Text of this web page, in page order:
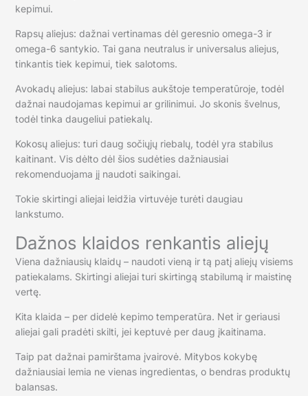
kepimui.
Rapsų aliejus: dažnai vertinamas dėl geresnio omega-3 ir
omega-6 santykio. Tai gana neutralus ir universalus aliejus,
tinkantis tiek kepimui, tiek salotoms.
Avokadų aliejus: labai stabilus aukštoje temperatūroje, todėl
dažnai naudojamas kepimui ar grilinimui. Jo skonis švelnus,
todėl tinka daugeliui patiekalų.
Kokosų aliejus: turi daug sočiųjų riebalų, todėl yra stabilus
kaitinant. Vis dėlto dėl šios sudėties dažniausiai
rekomenduojama jį naudoti saikingai.
Tokie skirtingi aliejai leidžia virtuvėje turėti daugiau
lankstumo.
Dažnos klaidos renkantis aliejų
Viena dažniausių klaidų – naudoti vieną ir tą patį aliejų visiems
patiekalams. Skirtingi aliejai turi skirtingą stabilumą ir maistinę
vertę.
Kita klaida – per didelė kepimo temperatūra. Net ir geriausi
aliejai gali pradėti skilti, jei keptuvė per daug įkaitinama.
Taip pat dažnai pamirštama įvairovė. Mitybos kokybę
dažniausiai lemia ne vienas ingredientas, o bendras produktų
balansas.